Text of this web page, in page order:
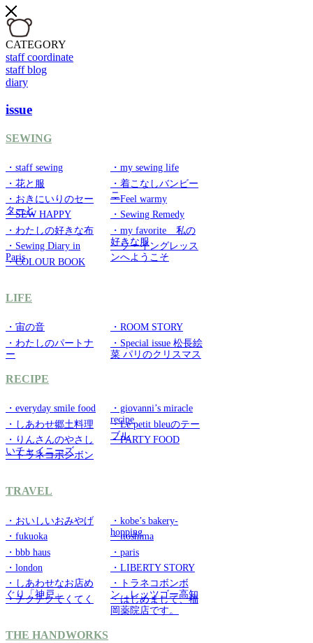
CATEGORY
staff coordinate
staff blog
diary
issue
SEWING
・staff sewing
・my sewing life
・花と服
・着こなしバンビー
ニ
・おきにいりのセー
ターと
・Feel warmy
・SEW HAPPY
・Sewing Remedy
・わたしの好きな布
・my favorite 私の
好きな服
・Sewing Diary in
Paris
・ソーイングレッス
ンへようこそ
・COLOUR BOOK
LIFE
・宙の音
・ROOM STORY
・わたしのパートナ
ー
・Special issue 松長絵
菜 パリのクリスマス
RECIPE
・everyday smile food
・giovanni’s miracle
recipe
・しあわせ郷土料理
・Le petit bleuのテー
ブル
・りんさんのやさし
いチャイニーズ
・PARTY FOOD
・トラネコボンボン
TRAVEL
・おいしいおみやげ
・kobe’s bakery-
hopping
・fukuoka
・itoshima
・bbb haus
・paris
・london
・LIBERTY STORY
・しあわせなお店め
ぐり「神戸」
・トラネコボンボ
ン レッツゴー高知
・チクチクてくてく
・はじめまして、福
岡薬院店です。
THE HANDWORKS